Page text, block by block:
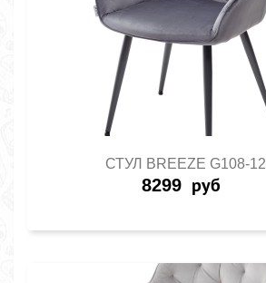
СТУЛ BREEZE G108-12
8299 руб